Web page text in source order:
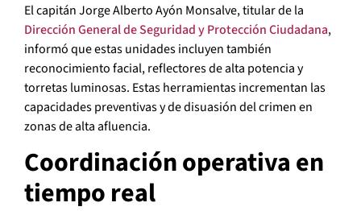
El capitán Jorge Alberto Ayón Monsalve, titular de la
Dirección General de Seguridad y Protección Ciudadana,
informó que estas unidades incluyen también
reconocimiento facial, reflectores de alta potencia y
torretas luminosas. Estas herramientas incrementan las
capacidades preventivas y de disuasión del crimen en
zonas de alta afluencia.
Coordinación operativa en
tiempo real